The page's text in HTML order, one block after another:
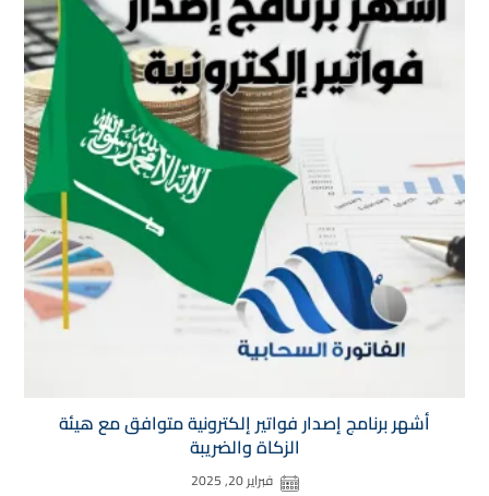
أشهر برنامج إصدار فواتير إلكترونية متوافق مع هيئة
الزكاة والضريبة
فبراير 20, 2025